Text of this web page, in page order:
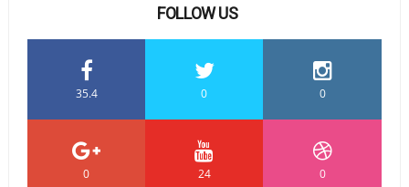
FOLLOW US
35.4 0 0
0 24 0